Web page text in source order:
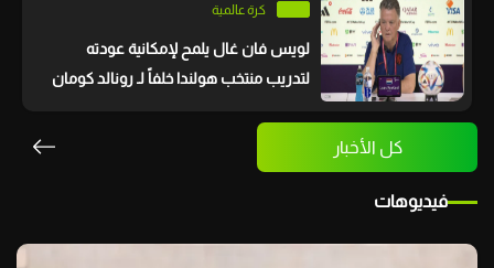
كرة عالمية
لويس فان غال يلمح لإمكانية عودته
لتدريب منتخب هولندا خلفاً لـ رونالد كومان
كل الأخبار
فيديوهات